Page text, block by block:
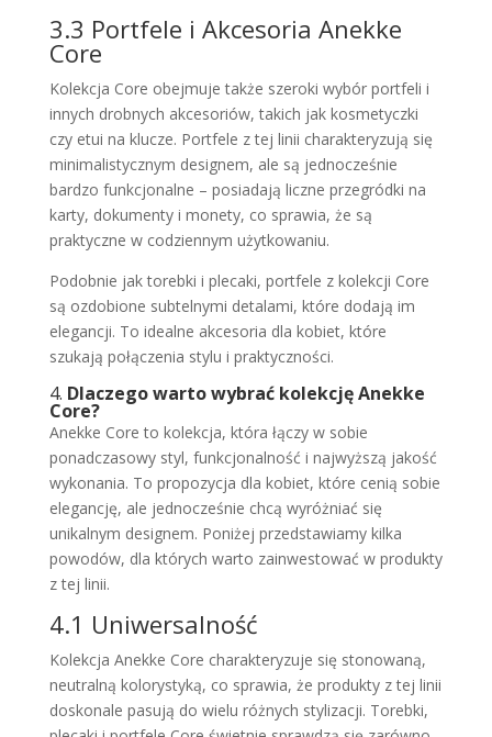
3.3 Portfele i Akcesoria Anekke
Core
Kolekcja Core obejmuje także szeroki wybór portfeli i
innych drobnych akcesoriów, takich jak kosmetyczki
czy etui na klucze. Portfele z tej linii charakteryzują się
minimalistycznym designem, ale są jednocześnie
bardzo funkcjonalne – posiadają liczne przegródki na
karty, dokumenty i monety, co sprawia, że są
praktyczne w codziennym użytkowaniu.
Podobnie jak torebki i plecaki, portfele z kolekcji Core
są ozdobione subtelnymi detalami, które dodają im
elegancji. To idealne akcesoria dla kobiet, które
szukają połączenia stylu i praktyczności.
4. Dlaczego warto wybrać kolekcję Anekke
Core?
Anekke Core to kolekcja, która łączy w sobie
ponadczasowy styl, funkcjonalność i najwyższą jakość
wykonania. To propozycja dla kobiet, które cenią sobie
elegancję, ale jednocześnie chcą wyróżniać się
unikalnym designem. Poniżej przedstawiamy kilka
powodów, dla których warto zainwestować w produkty
z tej linii.
4.1 Uniwersalność
Kolekcja Anekke Core charakteryzuje się stonowaną,
neutralną kolorystyką, co sprawia, że produkty z tej linii
doskonale pasują do wielu różnych stylizacji. Torebki,